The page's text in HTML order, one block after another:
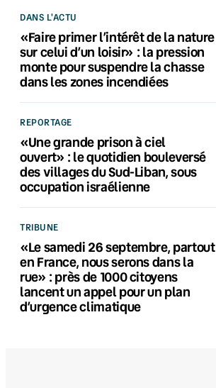
DANS L'ACTU
«Faire primer l’intérêt de la nature
sur celui d’un loisir» : la pression
monte pour suspendre la chasse
dans les zones incendiées
REPORTAGE
«Une grande prison à ciel
ouvert» : le quotidien bouleversé
des villages du Sud-Liban, sous
occupation israélienne
TRIBUNE
«Le samedi 26 septembre, partout
en France, nous serons dans la
rue» : près de 1000 citoyens
lancent un appel pour un plan
d’urgence climatique